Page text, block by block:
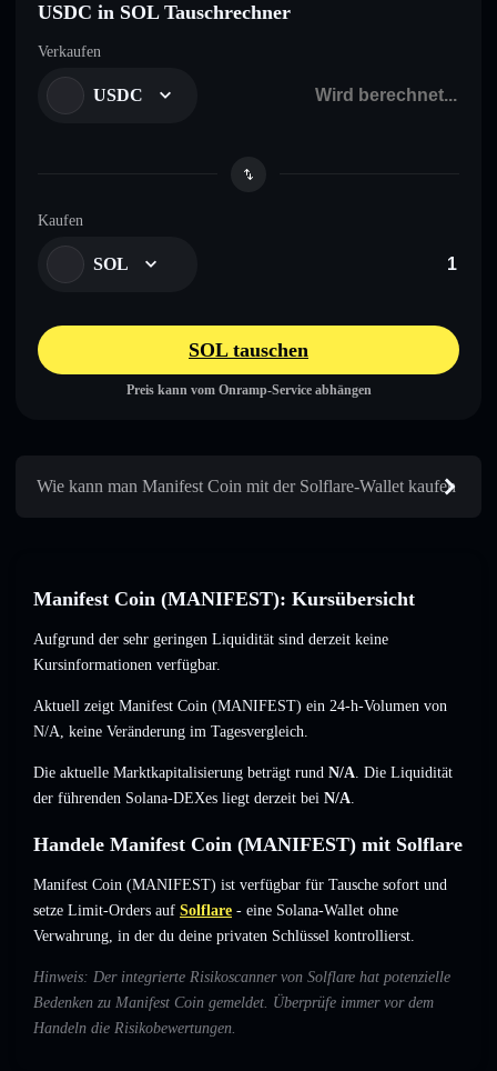
USDC in SOL Tauschrechner
Verkaufen
USDC
Kaufen
SOL
SOL tauschen
Preis kann vom Onramp-Service abhängen
Wie kann man Manifest Coin mit der Solflare-Wallet kaufen
Manifest Coin (MANIFEST): Kursübersicht
Aufgrund der sehr geringen Liquidität sind derzeit keine
Kursinformationen verfügbar.
Aktuell zeigt Manifest Coin (MANIFEST) ein 24-h-Volumen von
N/A, keine Veränderung im Tagesvergleich.
Die aktuelle Marktkapitalisierung beträgt rund N/A. Die Liquidität
der führenden Solana-DEXes liegt derzeit bei N/A.
Handele Manifest Coin (MANIFEST) mit Solflare
Manifest Coin (MANIFEST) ist verfügbar für Tausche sofort und
setze Limit-Orders auf Solflare - eine Solana-Wallet ohne
Verwahrung, in der du deine privaten Schlüssel kontrollierst.
Hinweis: Der integrierte Risikoscanner von Solflare hat potenzielle
Bedenken zu Manifest Coin gemeldet. Überprüfe immer vor dem
Handeln die Risikobewertungen.